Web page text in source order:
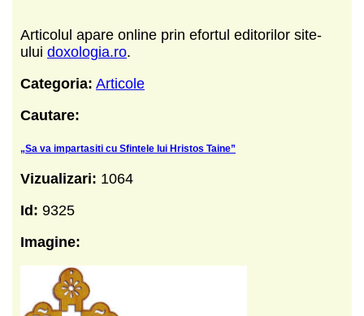
Articolul apare online prin efortul editorilor site-
ului doxologia.ro.
Categoria: Articole
Cautare:
„Sa va impartasiti cu Sfintele lui Hristos Taine”
Vizualizari: 1064
Id: 9325
Imagine: